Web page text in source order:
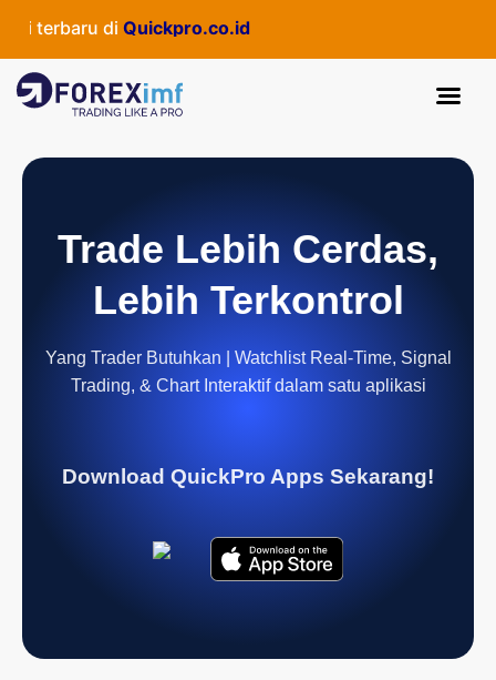
terbaru diQuickpro.co.id
Trade Lebih Cerdas,
Lebih Terkontrol
Yang Trader Butuhkan | Watchlist Real-Time, Signal
Trading, & Chart Interaktif dalam satu aplikasi
Download QuickPro Apps Sekarang!